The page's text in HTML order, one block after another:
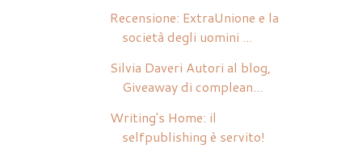
Recensione: ExtraUnione e la
società degli uomini ...
Silvia Daveri Autori al blog,
Giveaway di complean...
Writing's Home: il
selfpublishing è servito!